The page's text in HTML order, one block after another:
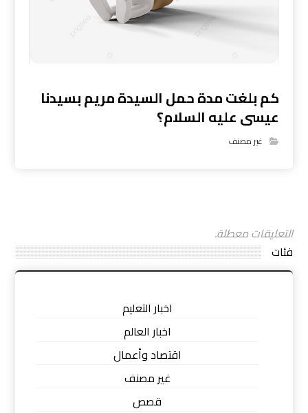
كم بلغت مدة حمل السيدة مريم بسيدنا
عيسى عليه السلام؟
غير مصنف
التعليقات معطلة.
فئات
اخبار التعليم
اخبار العالم
اقتصاد وأعمال
غير مصنف
قصص